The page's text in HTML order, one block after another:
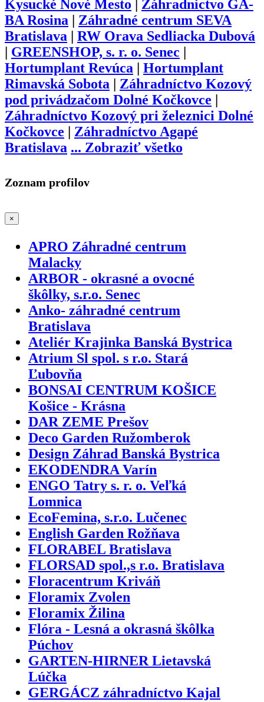
Kysucké Nové Mesto
Záhradníctvo GA-
BA Rosina
Záhradné centrum SEVA
Bratislava
RW Orava Sedliacka Dubová
GREENSHOP, s. r. o. Senec
Hortumplant Revúca
Hortumplant
Rimavská Sobota
Záhradníctvo Kozový
pod privádzačom Dolné Kočkovce
Záhradníctvo Kozový pri železnici Dolné
Kočkovce
Záhradníctvo Agapé
Bratislava ... Zobraziť všetko
Zoznam profilov
×
APRO Záhradné centrum
Malacky
ARBOR - okrasné a ovocné
škôlky, s.r.o. Senec
Anko- záhradné centrum
Bratislava
Ateliér Krajinka Banská Bystrica
Atrium Sl spol. s r.o. Stará
Ľubovňa
BONSAI CENTRUM KOŠICE
Košice - Krásna
DAR ZEME Prešov
Deco Garden Ružomberok
Design Záhrad Banská Bystrica
EKODENDRA Varín
ENGO Tatry s. r. o. Veľká
Lomnica
EcoFemina, s.r.o. Lučenec
English Garden Rožňava
FLORABEL Bratislava
FLORSAD spol.,s r.o. Bratislava
Floracentrum Kriváň
Floramix Zvolen
Floramix Žilina
Flóra - Lesná a okrasná škôlka
Púchov
GARTEN-HIRNER Lietavská
Lúčka
GERGÁCZ záhradníctvo Kajal